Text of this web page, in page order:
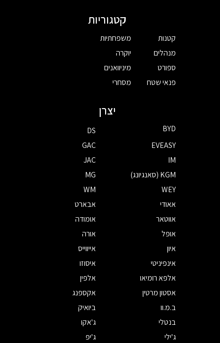
קטגוריות
קטנות
מנהלים
ספורט
פנאי שטח
משפחתיות
יוקרה
מיניוואנים
מסחרי
יצרן
BYD
DS
EVEASY
GAC
IM
JAC
KGM (סאנגיונג)
MG
WEY
WM
אאודי
אבארט
אווטאר
אומודה
אופל
אורה
איון
אייווייס
אינפיניטי
איסוזו
אלפא רומיאו
אלפין
אסטון מרטין
אקספנג
ב.מ.וו
ביואיק
בנטלי
ג'אקו
ג'ילי
ג'יפ